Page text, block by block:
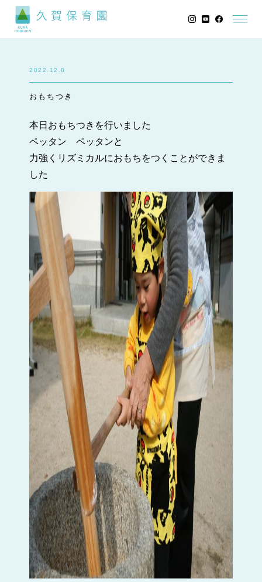
2022.12.8
おもちつき
本日おもちつきを行いました
ペッタン ペッタンと
力強くリズミカルにおもちをつくことができま
した